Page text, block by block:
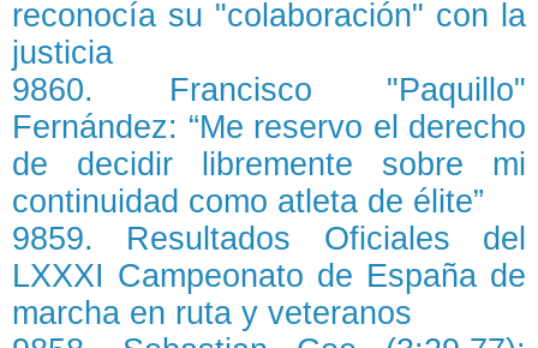
reconocía su "colaboración" con la
justicia
9860. Francisco "Paquillo"
Fernández: “Me reservo el derecho
de decidir libremente sobre mi
continuidad como atleta de élite”
9859. Resultados Oficiales del
LXXXI Campeonato de España de
marcha en ruta y veteranos